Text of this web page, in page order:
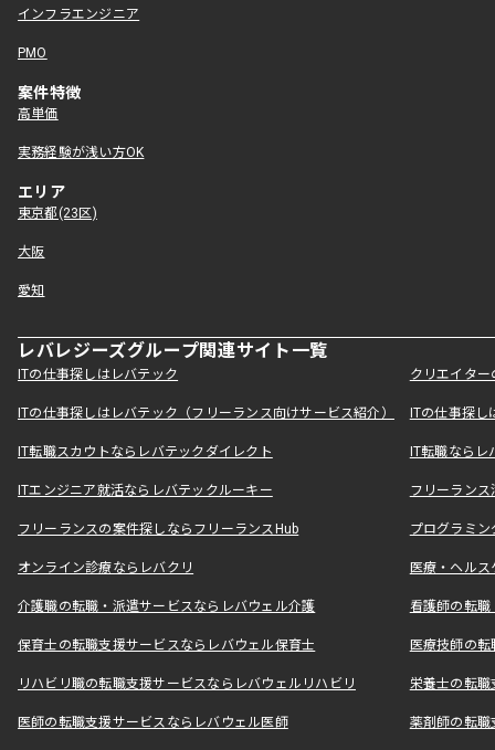
インフラエンジニア
PMO
案件特徴
高単価
実務経験が浅い方OK
エリア
東京都(23区)
大阪
愛知
レバレジーズグループ関連サイト一覧
ITの仕事探しはレバテック クリエイタ
ITの仕事探しはレバテック（フリーランス向けサービス紹介） ITの仕事探
IT転職スカウトならレバテックダイレクト IT転職なら
ITエンジニア就活ならレバテックルーキー フリーラン
フリーランスの案件探しならフリーランスHub プログラミ
オンライン診療ならレバクリ 医療・ヘル
介護職の転職・派遣サービスならレバウェル介護 看護師の転
保育士の転職支援サービスならレバウェル保育士 医療技師の
リハビリ職の転職支援サービスならレバウェルリハビリ 栄養士の転
医師の転職支援サービスならレバウェル医師 薬剤師の転